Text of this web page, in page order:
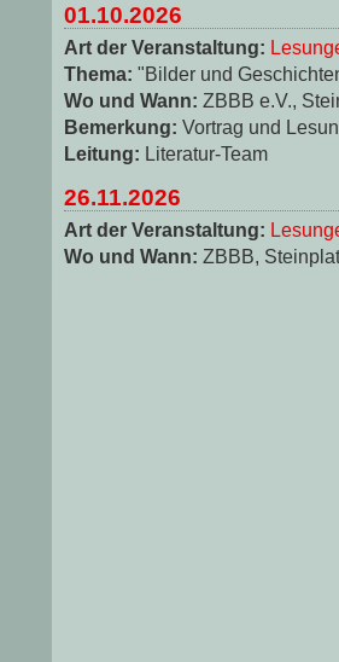
01.10.2026
Art der Veranstaltung:
Thema: "Bilder und
Wo und Wann: ZBBB e.V.,
Bemerkung: Vortrag und
Leitung: Literatur-Team
26.11.2026
Art der Veranstaltung:
Wo und Wann: ZBBB,